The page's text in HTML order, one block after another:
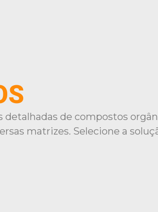
detalhadas de compostos
matrizes. Selecione a